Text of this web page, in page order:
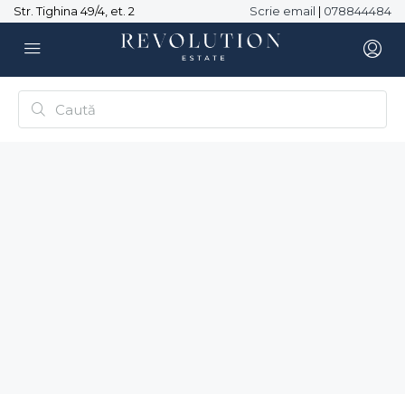
Str. Tighina 49/4, et. 2 Scrie email | 078844484